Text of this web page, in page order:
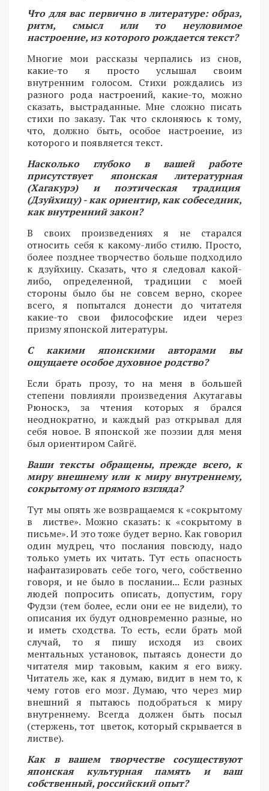
Что для вас первично в литературе: образ,
ритм, смысл или то неуловимое
настроение, из которого рождается текст?
Многие мои рассказы черпались из снов,
какие-то я просто услышал своим
внутренним голосом. Стихи рождались из
разного рода настроений, какие-то, можно
сказать, выстраданные. Мне сложно писать
стихи по заказу. Так что склоняюсь к тому,
что, должно быть, особое настроение, из
которого и появляется текст.
Насколько глубоко в вашей работе
присутствует японская литературная
(Хагакурэ) и поэтическая традиция
(Дзуйхицу) - как ориентир, как собеседник,
как внутренний закон?
В своих произведениях я не старался
относить себя к какому-либо стилю. Просто,
более позднее творчество больше подходило
к дзуйхицу. Сказать, что я следовал какой-
либо, определенной, традиции с моей
стороны было бы не совсем верно, скорее
всего, я попытался донести до читателя
какие-то свои философские идеи через
призму японской литературы.
С какими японскими авторами вы
ощущаете особое духовное родство?
Если брать прозу, то на меня в большей
степени повлияли произведения Акутагавы
Рюноскэ, за чтения которых я брался
неоднократно, и каждый раз открывал для
себя новое. В японской же поэзии для меня
был ориентиром Сайгё.
Ваши тексты обращены, прежде всего, к
миру внешнему или к миру внутреннему,
сокрытому от прямого взгляда?
Тут мы опять же возвращаемся к «сокрытому
в листве». Можно сказать: к «сокрытому в
письме». И это тоже будет верно. Как говорил
один мудрец, что послания повсюду, надо
только уметь их читать. Тут есть опасность
нафантазировать себе того, чего, собственно
говоря, и не было в послании... Если разных
людей попросить описать, допустим, гору
Фудзи (тем более, если они ее не видели), то
описания их будут одновременно разные, но
и иметь сходства. То есть, если брать мой
случай, то я пишу исходя из своих
ментальных установок, пытаясь донести до
читателя мир таковым, каким я его вижу.
Читатель же, как я думаю, видит в нем то, к
чему готов его мозг. Думаю, что через мир
внешний я пытаюсь подобраться к миру
внутреннему. Всегда должен быть посыл
(стержень, тот цветок, который скрывается в
листве).
Как в вашем творчестве сосуществуют
японская культурная память и ваш
собственный, российский опыт?